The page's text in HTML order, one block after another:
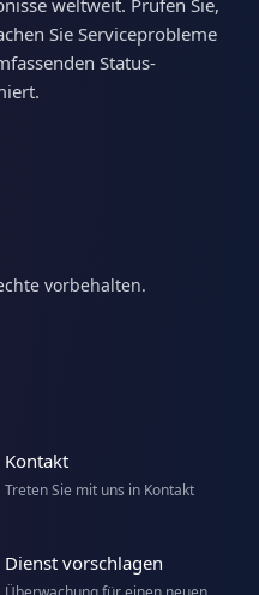
weltweit. Prüfen Sie,
Sie Serviceprobleme
Status-
vorbehalten.
Kontakt
Treten Sie mit uns in Kontakt
Dienst vorschlagen